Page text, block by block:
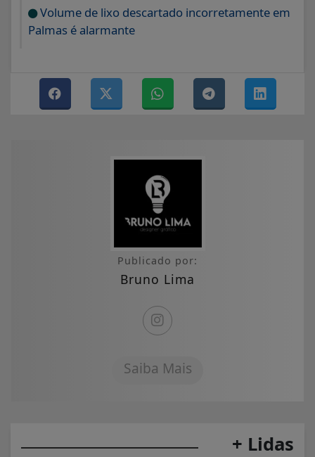
Volume de lixo descartado incorretamente em
Palmas é alarmante
Publicado por:
Bruno Lima
Saiba Mais
+ Lidas